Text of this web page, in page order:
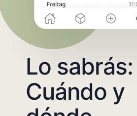
Lo sabrás:
Cuándo y